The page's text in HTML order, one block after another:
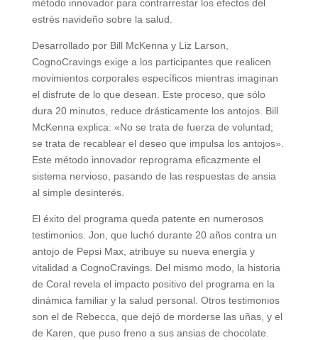
método innovador para contrarrestar los efectos del
estrés navideño sobre la salud.
Desarrollado por Bill McKenna y Liz Larson,
CognoCravings exige a los participantes que realicen
movimientos corporales específicos mientras imaginan
el disfrute de lo que desean. Este proceso, que sólo
dura 20 minutos, reduce drásticamente los antojos. Bill
McKenna explica: «No se trata de fuerza de voluntad;
se trata de recablear el deseo que impulsa los antojos».
Este método innovador reprograma eficazmente el
sistema nervioso, pasando de las respuestas de ansia
al simple desinterés.
El éxito del programa queda patente en numerosos
testimonios. Jon, que luchó durante 20 años contra un
antojo de Pepsi Max, atribuye su nueva energía y
vitalidad a CognoCravings. Del mismo modo, la historia
de Coral revela el impacto positivo del programa en la
dinámica familiar y la salud personal. Otros testimonios
son el de Rebecca, que dejó de morderse las uñas, y el
de Karen, que puso freno a sus ansias de chocolate.